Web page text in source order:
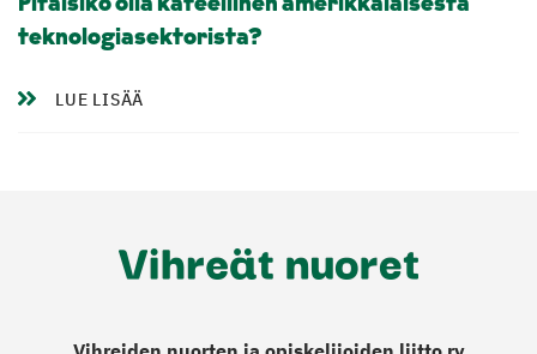
Pitäisikö olla kateellinen amerikkalaisesta
teknologiasektorista?
LUE LISÄÄ